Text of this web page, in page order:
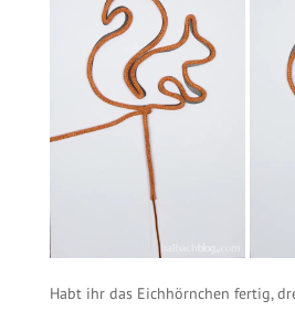
Habt ihr das Eichhörnchen fertig,